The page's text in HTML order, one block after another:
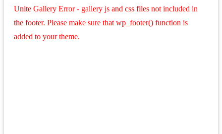
Unite Gallery Error - gallery js and css files not included in
the footer. Please make sure that wp_footer() function is
added to your theme.